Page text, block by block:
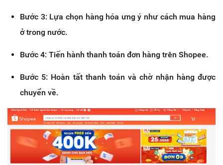
Bước 3: Lựa chọn hàng hóa ưng ý như cách mua hàng
ở trong nước.
Bước 4: Tiến hành thanh toán đơn hàng trên Shopee.
Bước 5: Hoàn tất thanh toán và chờ nhận hàng được
chuyển về.